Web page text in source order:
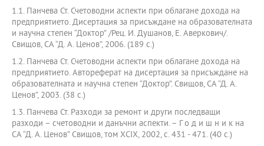
1.1. Панчева Ст. Счетоводни аспекти при облагане дохода на
предприятието. Дисертация за присъждане на образователната
и научна степен “Доктор” /Рец. И. Душанов, Е. Аверкович/.
Свищов, СА “Д. А. Ценов”, 2006. (189 с.)
1.2. Панчева Ст. Счетоводни аспекти при облагане дохода на
предприятието. Автореферат на дисертация за присъждане на
образователната и научна степен “Доктор”. Свищов, СА “Д. А.
Ценов”, 2003. (38 с.)
1.3. Панчева Ст. Разходи за ремонт и други последващи
разходи – счетоводни и данъчни аспекти. – Г о д и ш н и к на
СА “Д. А. Ценов” Свищов, том ХCIХ, 2002, с. 431 - 471. (40 с.)